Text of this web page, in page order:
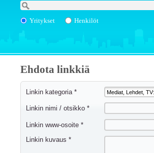
Yritykset Henkilöt
Ehdota linkkiä
Linkin kategoria *
Linkin nimi / otsikko *
Linkin www-osoite *
Linkin kuvaus *